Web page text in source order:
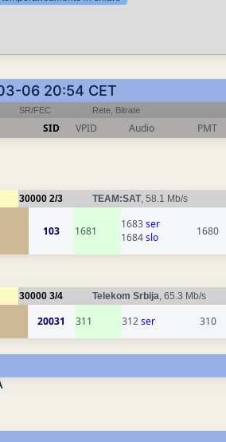
06 20:54 CET
SR/FEC Rete, Bitrate
SID VPID Audio PMT
30000 2/3 TEAM:SAT, 58.1 Mb/s
103 1681
1683ser
1684slo 1680
30000 3/4 Telekom Srbija, 65.3 Mb/s
20031 311 312ser 310